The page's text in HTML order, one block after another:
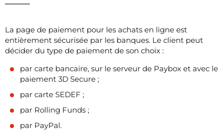
La page de paiement pour les achats en ligne est
entièrement sécurisée par les banques. Le client peut
décider du type de paiement de son choix :
par carte bancaire, sur le serveur de Paybox et avec le
paiement 3D Secure ;
par carte SEDEF ;
par Rolling Funds ;
par PayPal.